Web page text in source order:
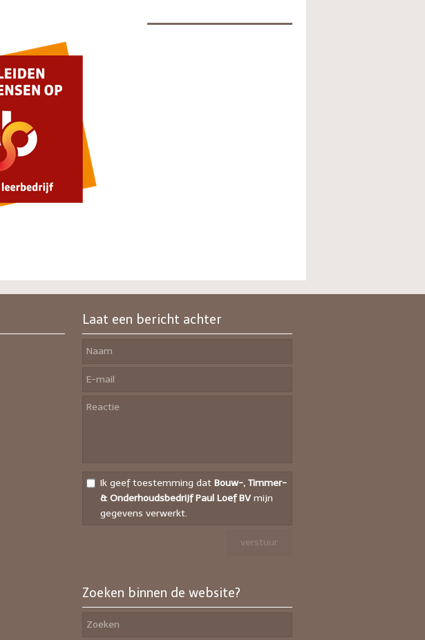
Laat een bericht achter
Ik geef toestemming dat Bouw-, Timmer-
& Onderhoudsbedrijf Paul Loef BV mijn
gegevens verwerkt.
Zoeken binnen de website?